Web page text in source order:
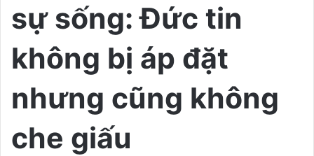
sự sống: Đức tin
không bị áp đặt
nhưng cũng không
che giấu